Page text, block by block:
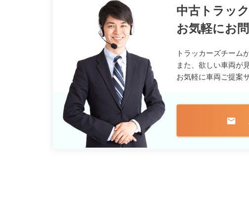
中古トラッ
お気軽にお
トラッカーズチーム
また、欲しい車両が
お気軽に車両ご提案
mail